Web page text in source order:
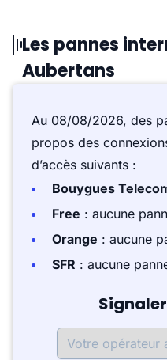
Les pannes
Aubertans
Au 08/08/2026, des
propos des
d’accès suivants :
Bouygues
Free : aucune
Orange : aucune
SFR : aucune